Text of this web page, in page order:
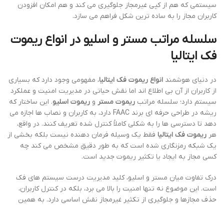
سیستمی که هم از کپی غیرمجاز جلوگیری می کند و هم امکان افزودن
کاربران مجاز را به ساده ترین شکل فراهم می سازد.
سلسله مراتب مستر و اسلیو در انواع ریموت
فک ایتالیا
در دنیای هوشمند انواع ریموت فک ایتالیا، مفهومی وجود دارد که بسیاری
از کاربران از آن بی اطلاع اند اما نقش حیاتی در مدیریت امنیت و عملکرد
سیستم دارد؛ سلسله مراتب ریموت مستر و ریموت اسلیو. این ساختار که
ریشه در طراحی حرفه ای برند FAAC دارد، به کاربران و نصاب ها اجازه می
دهد تا دسترسی ها را به شکلی کاملاً کنترل شده تعریف کنند. در واقع،
هر ریموت فک ایتالیا فقط یک وسیله فرمان دهنده نیست بلکه بخشی از
یک شبکه رمزنگاری شده است که به طور دقیق مشخص می کند چه
کسی مجاز به ایجاد یا تکثیر ریموت جدید است.
درک تفاوت میان مستر و اسلیو، کلید مدیریت درست سیستم های فک
است. این موضوع نه تنها امنیت را بالا می برد، بلکه در کنترل کاربران،
حذف مجازها و جلوگیری از تکثیر غیرمجاز نقش اساسی دارد. به همین